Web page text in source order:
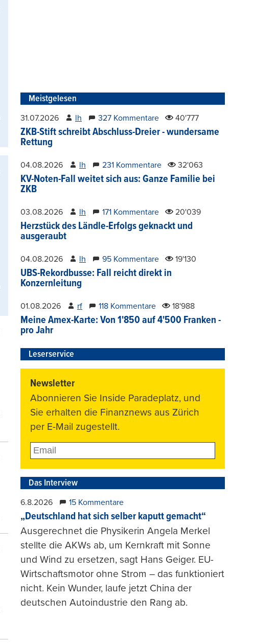
Meistgelesen
31.07.2026 lh 327 Kommentare 40'777
ZKB-Stift schreibt Abschluss-Dreier - wundersame
Rettung
04.08.2026 lh 231 Kommentare 32'063
KV-Noten-Fall weitet sich aus: Ganze Familie bei
ZKB
03.08.2026 lh 171 Kommentare 20'039
Herzstück des Ländle-Erfolgs geknackt und
ausgeraubt
04.08.2026 lh 95 Kommentare 19'130
UBS-Rekordbusse: Fall reicht direkt in
Konzernleitung
01.08.2026 rf 118 Kommentare 18'988
Meine Amex-Karte: Von 1'850 auf 4'500 Franken -
pro Jahr
Leserservice
Newsletter
Abonnieren Sie Inside Paradeplatz, und
Sie erhalten die Finanznews aus Zürich
per E-Mail zugestellt.
Das Interview
6.8.2026 15 Kommentare
„Deutschland hat sich selber kaputt gemacht“
Ausgerechnet die Physikerin Angela Merkel
stellte die AKWs ab, um Kernkraft mit Sonne
und Wind zu ersetzen, sagt Hans Geiger. EU-
Wirtschaftsmotor ohne Strom – das funktioniert
nicht. Kein Wunder, laufe jetzt China der
deutschen Autoindustrie den Rang ab.